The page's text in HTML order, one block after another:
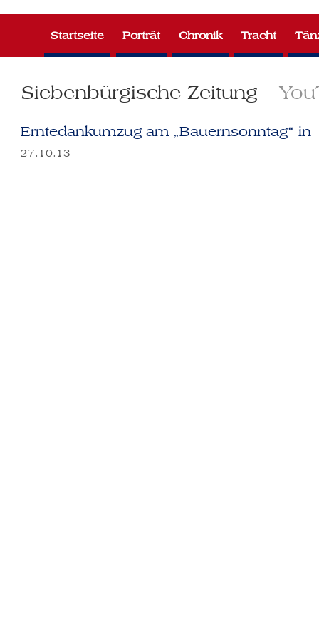
Siebenbürgische Zeitung
Startseite Porträt Chronik Tracht
Erntedankumzug am „Bauernsonntag“
27.10.13